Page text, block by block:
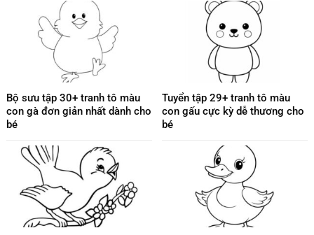
Bộ sưu tập 30+ tranh tô màu
con gà đơn giản nhất dành cho
bé
Tuyển tập 29+ tranh tô màu
con gấu cực kỳ dễ thương cho
bé